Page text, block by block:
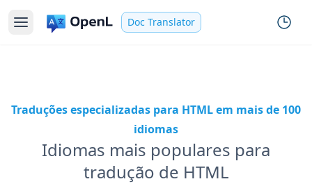
Doc Translator
Traduções especializadas para HTML em mais de 100
idiomas
Idiomas mais populares para
tradução de HTML